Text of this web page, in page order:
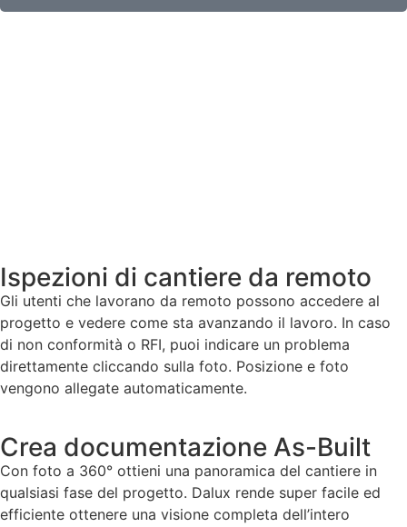
Ispezioni di cantiere da remoto
Gli utenti che lavorano da remoto possono accedere al
progetto e vedere come sta avanzando il lavoro. In caso
di non conformità o RFI, puoi indicare un problema
direttamente cliccando sulla foto. Posizione e foto
vengono allegate automaticamente.
Crea documentazione As-Built
Con foto a 360° ottieni una panoramica del cantiere in
qualsiasi fase del progetto. Dalux rende super facile ed
efficiente ottenere una visione completa dell’intero